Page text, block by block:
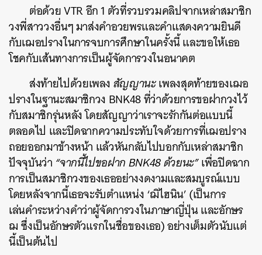
ต่อด้วย VTR อีก 1 ตัวที่รวบรวมคลิปจากเหล่าสมาชิก
วงพี่สาววงอื่นๆ มาส่งคำอวยพรและคำแสดงความยินดี
กับเฌอปรางในการจบการศึกษาในครั้งนี้ และขอให้เธอ
โชคกับเส้นทางการเป็นผู้จัดการวงในอนาคต
ส่งท้ายไปด้วยเพลงสัญญานะเพลงสุดท้ายของเฌอ
ปรางในฐานะสมาชิกวง BNK48 ที่ว่าด้วยการขอฝากวงไว้
กับสมาชิกรุ่นหลัง โดยสัญญาว่าเราจะรักกันต่อแบบนี้
ตลอดไป และปิดฉากความประทับใจด้วยการที่เฌอปราง
ถอยออกมาข้างหน้า แล้วหันกลับไปบอกกับเหล่าสมาชิก
ปัจจุบันว่า “จากนี้ไปขอฝาก BNK48 ด้วยนะ”เพื่อปิดฉาก
การเป็นสมาชิกวงของเธออย่างงดงามและสมบูรณ์แบบ
โดยหลังจากนี้เธอจะรับตำแหน่ง ‘ฌิไฮนิน’ (เป็นการ
เล่นคำระหว่างคำว่าผู้จัดการวงในภาษาญี่ปุ่น และอักษร
ฌ ซึ่งเป็นอักษรตัวแรกในชื่อของเธอ) อย่างเต็มตัวนับแต่
นี้เป็นต้นไป